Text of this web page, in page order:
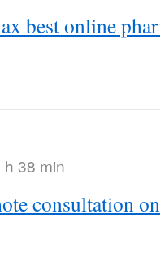
best online
38 min
consultation